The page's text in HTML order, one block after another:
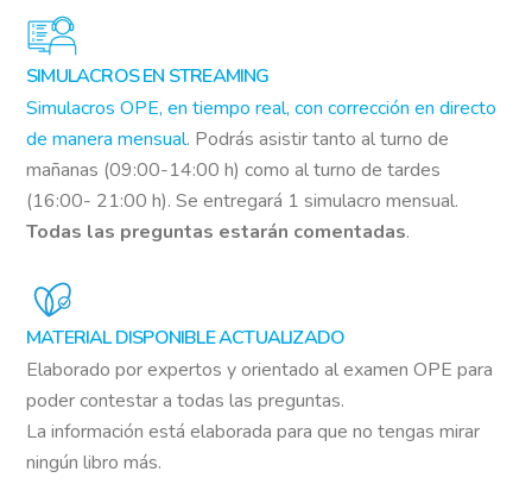
SIMULACROS EN STREAMING
Simulacros OPE, en tiempo real, con corrección en directo
de manera mensual. Podrás asistir tanto al turno de
mañanas (09:00-14:00 h) como al turno de tardes
(16:00- 21:00 h). Se entregará 1 simulacro mensual.
Todas las preguntas estarán comentadas.
MATERIAL DISPONIBLE ACTUALIZADO
Elaborado por expertos y orientado al examen OPE para
poder contestar a todas las preguntas.
La información está elaborada para que no tengas mirar
ningún libro más.